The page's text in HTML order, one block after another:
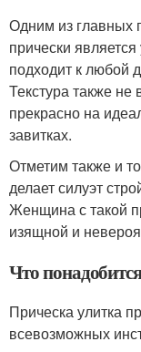
Одним из главных
прически
подходит к любой
Текстура также не
прекрасно на
завитках.
Отметим также и
делает силуэт
Женщина с такой
изящной и
Что
Прическа улитка
всевозможных